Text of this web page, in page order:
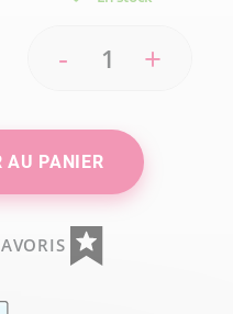
- +
AU PANIER